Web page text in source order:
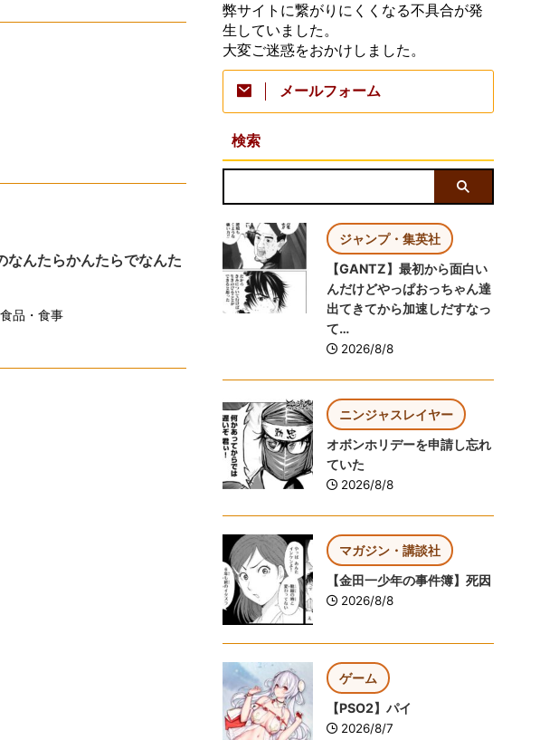
なんたらかんたらでなんた
食品・食事
弊サイトに繋がりにくくなる不具合が発
生していました。
大変ご迷惑をおかけしました。
メールフォーム
検索
ジャンプ・集英社
【GANTZ】最初から面白い
んだけどやっぱおっちゃん達
出てきてから加速しだすなっ
て…
2026/8/8
ニンジャスレイヤー
オボンホリデーを申請し忘れ
ていた
2026/8/8
マガジン・講談社
【金田一少年の事件簿】死因
2026/8/8
ゲーム
【PSO2】パイ
2026/8/7